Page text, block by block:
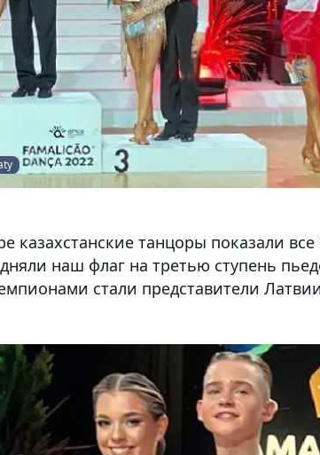
казахстанские танцоры показали все
наш флаг на третью ступень
стали представители